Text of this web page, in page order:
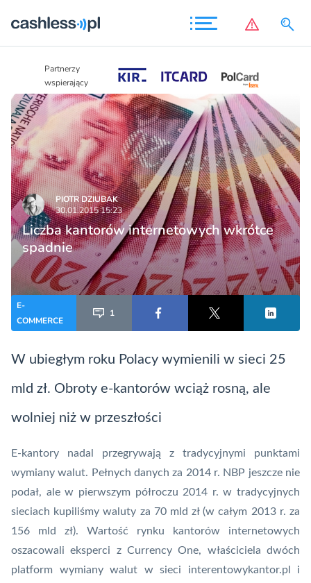
Partnerzy
wspierający
PIOTR DZIUBAK
30.01.2015 15:23
Liczba kantorów internetowych wkrótce
spadnie
E-
COMMERCE
1
W ubiegłym roku Polacy wymienili w sieci 25
mld zł. Obroty e-kantorów wciąż rosną, ale
wolniej niż w przeszłości
E-kantory nadal przegrywają z tradycyjnymi punktami
wymiany walut. Pełnych danych za 2014 r. NBP jeszcze nie
podał, ale w pierwszym półroczu 2014 r. w tradycyjnych
sieciach kupiliśmy waluty za 70 mld zł (w całym 2013 r. za
156 mld zł). Wartość rynku kantorów internetowych
oszacowali eksperci z Currency One, właściciela dwóch
platform wymiany walut w sieci interentowykantor.pl i